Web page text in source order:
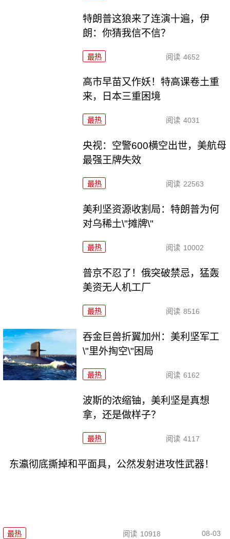
特朗普这狼来了连演十遍，伊
朗：你猜我信不信？
最热 阅读 4652
高市早苗又作妖！特高课卷土重
来，日本三重困境
最热 阅读 4031
央视：空警600横空出世，美航母
最强王牌失效
最热 阅读 22563
美利坚资源收割局：特朗普为何
对乌稀土\"摊牌\"
最热 阅读 10002
普京不忍了！俄突破禁忌，猛轰
美资无人机工厂
最热 阅读 8516
吞金巨兽折翼加州：美利坚军工
\"里外掏空\"困局
最热 阅读 6162
波斯的浓缩铀，美利坚是真想
拿，还是做样子？
最热 阅读 4117
东瀛彻底撕掉和平面具，公然发射进攻性武器！
最热 阅读 10918 08-03